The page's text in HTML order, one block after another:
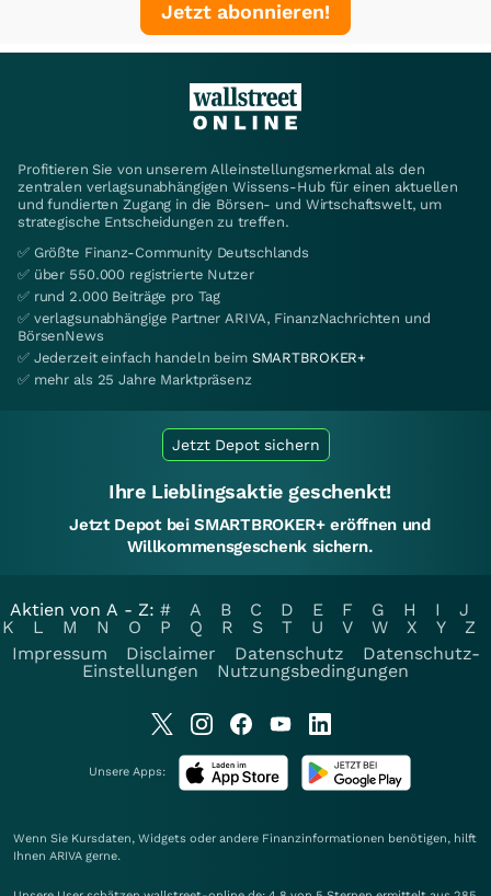
Jetzt abonnieren!
Profitieren Sie von unserem Alleinstellungsmerkmal als den
zentralen verlagsunabhängigen Wissens-Hub für einen aktuellen
und fundierten Zugang in die Börsen- und Wirtschaftswelt, um
strategische Entscheidungen zu treffen.
✅ Größte Finanz-Community Deutschlands
✅ über 550.000 registrierte Nutzer
✅ rund 2.000 Beiträge pro Tag
✅ verlagsunabhängige Partner ARIVA, FinanzNachrichten und
BörsenNews
✅ Jederzeit einfach handeln beim SMARTBROKER+
✅ mehr als 25 Jahre Marktpräsenz
Jetzt Depot sichern
Ihre Lieblingsaktie geschenkt!
Jetzt Depot bei SMARTBROKER+ eröffnen und
Willkommensgeschenk sichern.
Aktien von A - Z: # A B C D E F G H I
J
K
L M N O P Q R S T U V W X Y
Z
Impressum
Disclaimer Datenschutz
Datenschutz-
Einstellungen
Nutzungsbedingungen
Unsere Apps:
Wenn Sie Kursdaten, Widgets oder andere Finanzinformationen benötigen, hilft
Ihnen ARIVA gerne.